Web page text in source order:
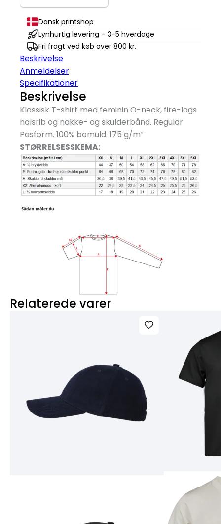
Dame
antalDansk printshop
Lynhurtig levering – 3-5 hverdage
Fri fragt ved køb over 800 kr.
Beskrivelse
Anmeldelser
Specifikationer
Beskrivelse
Klassisk T-shirt med feminin O-neck, fire-lags
halsrib og nakke- og skulderbånd. Regular
Pasform. 100% bomuld. 175 g/m²
STØRRELSESSKEMA:
Relaterede varer